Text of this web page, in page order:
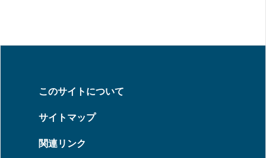
このサイトについて
サイトマップ
関連リンク